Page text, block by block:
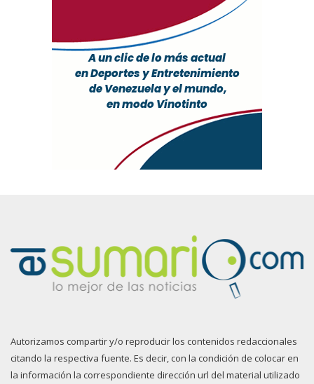
Autorizamos compartir y/o reproducir los contenidos redaccionales
citando la respectiva fuente. Es decir, con la condición de colocar en
la información la correspondiente dirección url del material utilizado